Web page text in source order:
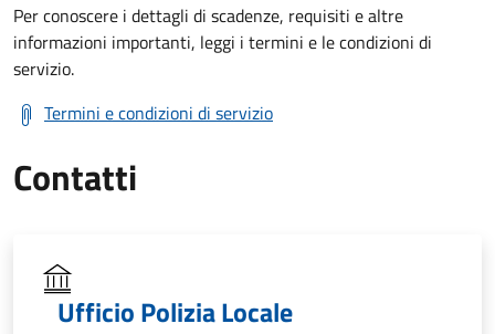
Per conoscere i dettagli di scadenze, requisiti e altre
informazioni importanti, leggi i termini e le condizioni di
servizio.
Termini e condizioni di servizio
Contatti
Ufficio Polizia Locale